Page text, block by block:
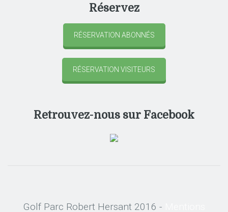
Réservez
RÉSERVATION ABONNÉS
RÉSERVATION VISITEURS
Retrouvez-nous sur Facebook
Golf Parc Robert Hersant 2016 -